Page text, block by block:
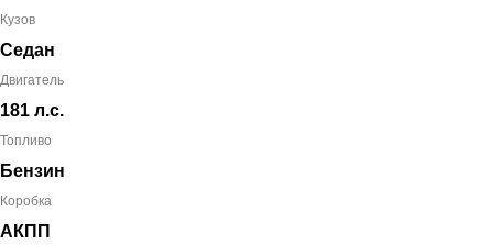
Кузов
Седан
Двигатель
181 л.с.
Топливо
Бензин
Коробка
АКПП